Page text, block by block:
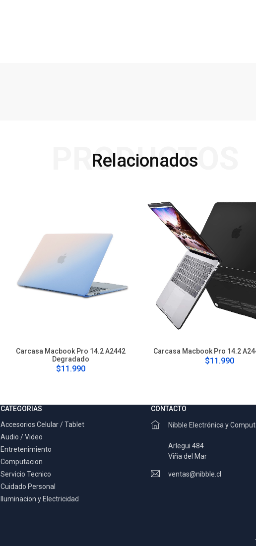
Relacionados
PRODUCTOS
Carcasa Macbook Pro 14.2 A2442
Degradado
$11.990
Carcasa Macbook Pro 14.2
$11.990
CATEGORIAS
Accesorios Celular / Tablet
Audio / Video
Entretenimiento
Computacion
Servicio Tecnico
Cuidado Personal
Iluminacion y Electricidad
CONTACTO
Nibble Electrónica y
Arlegui 484
Viña del Mar
ventas@nibble.cl